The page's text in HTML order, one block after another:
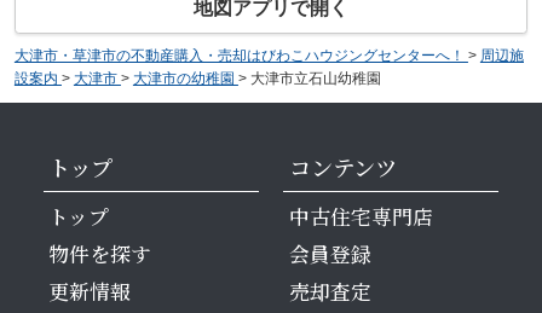
地図アプリで開く
大津市・草津市の不動産購入・売却はびわこハウジングセンターへ！ > 周辺施
設案内 > 大津市 > 大津市の幼稚園 > 大津市立石山幼稚園
トップ
トップ
物件を探す
更新情報
コンテンツ
中古住宅専門店
会員登録
売却査定